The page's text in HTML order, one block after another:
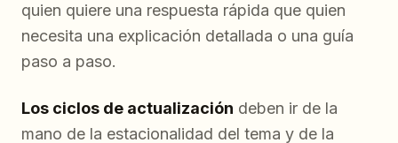
quien quiere una respuesta rápida que quien
necesita una explicación detallada o una guía
paso a paso.
Los ciclos de actualización deben ir de la
mano de la estacionalidad del tema y de la